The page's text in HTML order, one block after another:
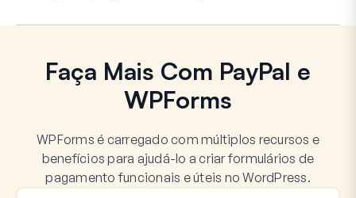
Faça Mais Com PayPal e
WPForms
WPForms é carregado com múltiplos recursos e
benefícios para ajudá-lo a criar formulários de
pagamento funcionais e úteis no WordPress.